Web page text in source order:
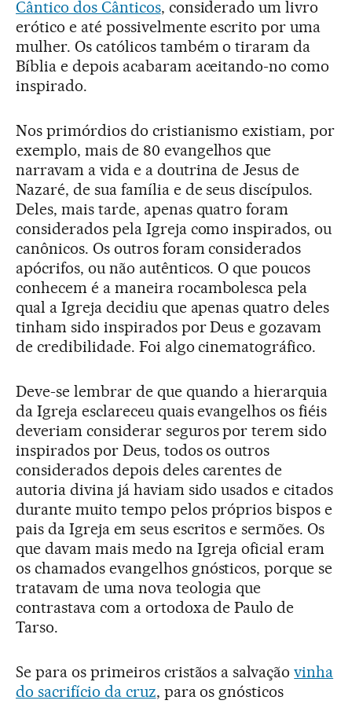
Cântico dos Cânticos, considerado um livro
erótico e até possivelmente escrito por uma
mulher. Os católicos também o tiraram da
Bíblia e depois acabaram aceitando-no como
inspirado.
Nos primórdios do cristianismo existiam, por
exemplo, mais de 80 evangelhos que
narravam a vida e a doutrina de Jesus de
Nazaré, de sua família e de seus discípulos.
Deles, mais tarde, apenas quatro foram
considerados pela Igreja como inspirados, ou
canônicos. Os outros foram considerados
apócrifos, ou não autênticos. O que poucos
conhecem é a maneira rocambolesca pela
qual a Igreja decidiu que apenas quatro deles
tinham sido inspirados por Deus e gozavam
de credibilidade. Foi algo cinematográfico.
Deve-se lembrar de que quando a hierarquia
da Igreja esclareceu quais evangelhos os fiéis
deveriam considerar seguros por terem sido
inspirados por Deus, todos os outros
considerados depois deles carentes de
autoria divina já haviam sido usados e citados
durante muito tempo pelos próprios bispos e
pais da Igreja em seus escritos e sermões. Os
que davam mais medo na Igreja oficial eram
os chamados evangelhos gnósticos, porque se
tratavam de uma nova teologia que
contrastava com a ortodoxa de Paulo de
Tarso.
Se para os primeiros cristãos a salvaçãovinha
do sacrifício da cruz, para os gnósticos